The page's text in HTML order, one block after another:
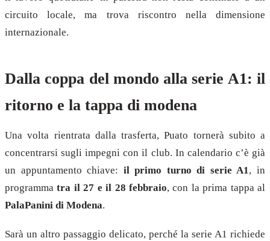
circuito locale, ma trova riscontro nella dimensione
internazionale.
Dalla coppa del mondo alla serie A1: il
ritorno e la tappa di modena
Una volta rientrata dalla trasferta, Puato tornerà subito a
concentrarsi sugli impegni con il club. In calendario c’è già
un appuntamento chiave: il primo turno di serie A1, in
programmatra il 27 e il 28 febbraio, con la prima tappa al
PalaPanini di Modena.
Sarà un altro passaggio delicato, perché la serie A1 richiede